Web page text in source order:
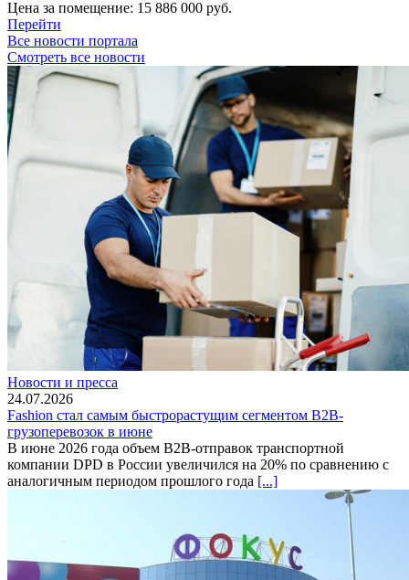
Цена за помещение: 15 886 000 руб.
Перейти
Все новости портала
Смотреть все новости
Новости и пресса
24.07.2026
Fashion стал самым быстрорастущим сегментом B2B-
грузоперевозок в июне
В июне 2026 года объем B2B-отправок транспортной
компании DPD в России увеличился на 20% по сравнению с
аналогичным периодом прошлого года [...]